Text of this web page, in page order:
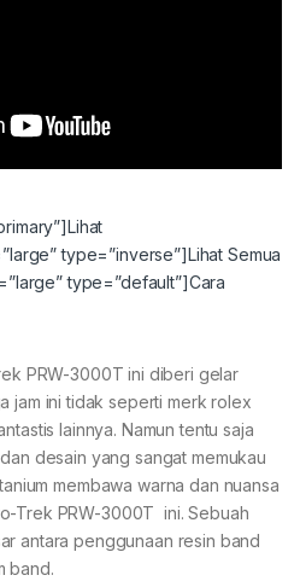
type=”inverse”]Lihat Semua
type=”default”]Cara
PRW-3000T ini diberi gelar
jam ini tidak seperti merk rolex
lainnya. Namun tentu saja
desain yang sangat memukau
membawa warna dan nuansa
Trek PRW-3000T ini. Sebuah
antara penggunaan resin band
band.